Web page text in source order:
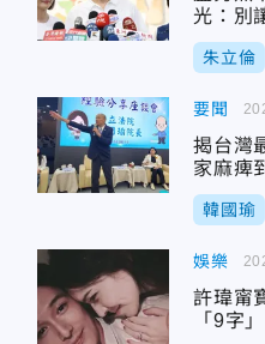
光：別
朱立倫
要聞
揭台灣
家麻痺
韓國瑜
娛樂
許瑋甯
「9字